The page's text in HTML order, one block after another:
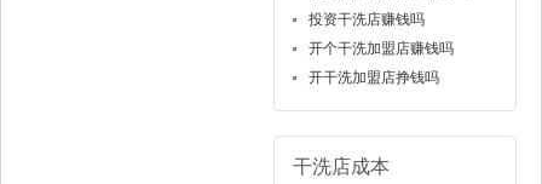
投资干洗店赚钱吗
开个干洗加盟店赚钱吗
开干洗加盟店挣钱吗
干洗店成本